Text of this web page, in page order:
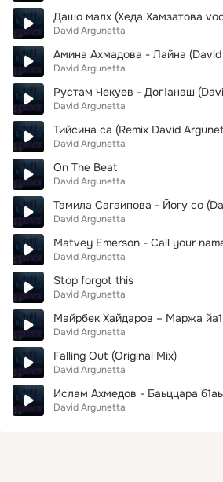
Дашо малх (Хеда Хамзатова
David Argunetta
David Argunetta
David Argunetta
Тийсина са (Remix David
David Argunetta
On The Beat
David Argunetta
David Argunetta
David Argunetta
Stop forgot this
David Argunetta
David Argunetta
Falling Out (Original Mix)
David Argunetta
David Argunetta